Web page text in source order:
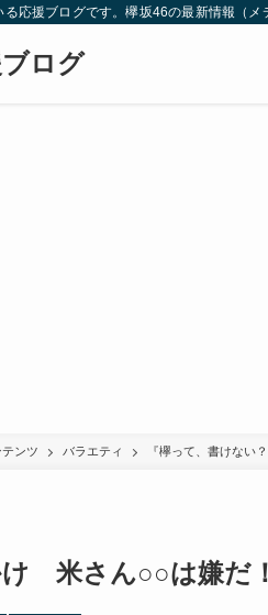
応援ブログです。欅坂46の最新情報（
ログ
テンツ バラエティ 『欅って、書けない？
米さん○○は嫌だ